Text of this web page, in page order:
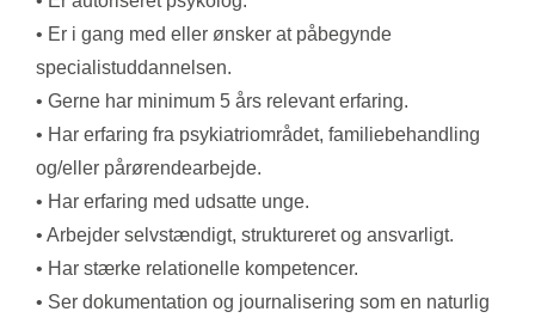
• Er i gang med eller ønsker at påbegynde
specialistuddannelsen.
• Gerne har minimum 5 års relevant erfaring.
• Har erfaring fra psykiatriområdet, familiebehandling
og/eller pårørendearbejde.
• Har erfaring med udsatte unge.
• Arbejder selvstændigt, struktureret og ansvarligt.
• Har stærke relationelle kompetencer.
• Ser dokumentation og journalisering som en naturlig